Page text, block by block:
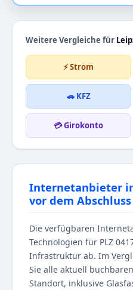
Weitere Vergleiche für
⚡ Strom
🚗 KFZ
💳 Girokonto
Internetanbieter
vor dem
Die verfügbaren
Technologien für PLZ
Infrastruktur ab. Im
Sie alle aktuell
Standort, inklusive